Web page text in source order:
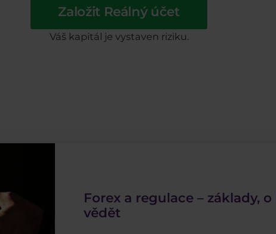
Založit Reálný účet
Váš kapitál je vystaven riziku.
Forex a regulace – základy,
vědět